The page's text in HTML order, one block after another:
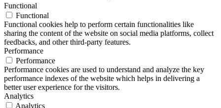
Functional
Functional
Functional cookies help to perform certain functionalities like
sharing the content of the website on social media platforms, collect
feedbacks, and other third-party features.
Performance
Performance
Performance cookies are used to understand and analyze the key
performance indexes of the website which helps in delivering a
better user experience for the visitors.
Analytics
Analytics